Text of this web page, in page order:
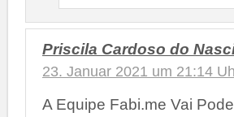
Priscila Cardoso do
23. Januar 2021 um 21:14
A Equipe Fabi.me Vai